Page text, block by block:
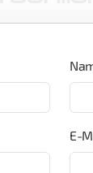
E-